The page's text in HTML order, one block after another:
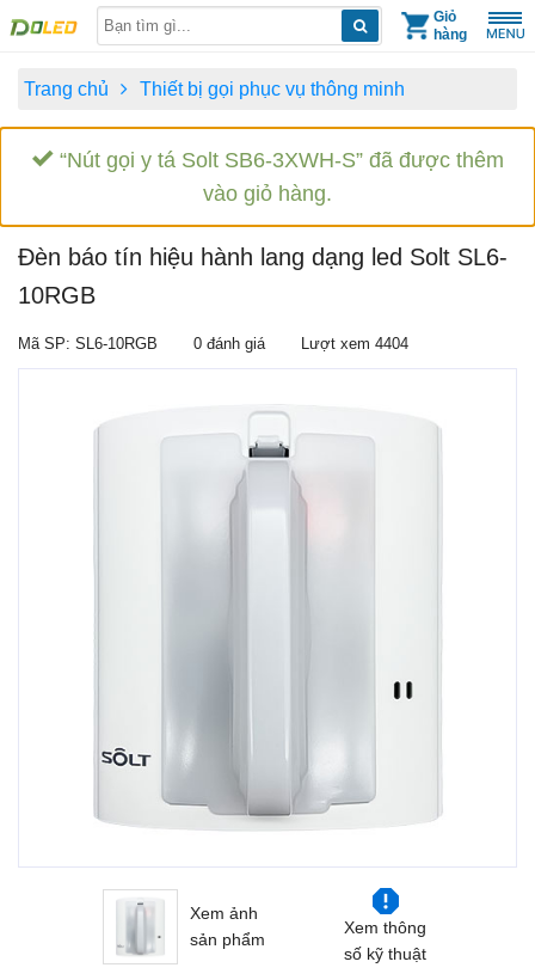
Giỏ
hàng
Trang chủ Thiết bị gọi phục vụ thông minh
“Nút gọi y tá Solt SB6-3XWH-S” đã được thêm
vào giỏ hàng.
Đèn báo tín hiệu hành lang dạng led Solt SL6-
10RGB
Mã SP: SL6-10RGB 0 đánh giá Lượt xem 4404
Xem ảnh
sản phẩm
Xem thông
số kỹ thuật